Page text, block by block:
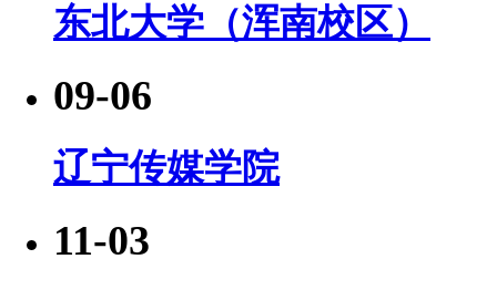
东北大学（浑南校区）
09-06
辽宁传媒学院
11-03